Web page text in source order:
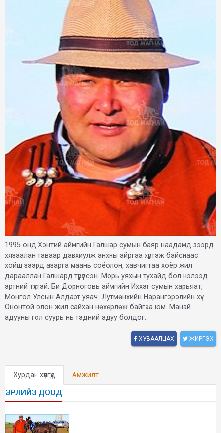
1995 онд Хэнтий аймгийн Галшар сумын баяр наадамд зээрд
хязаалан таваар давхиулж анхны айргаа хүртэж байснаас
хойш зээрд азарга маань соёолон, хавчигтаа хоёр жил
дарааллан Галшард түрүүлсэн. Морь уяхын тухайд бол нэлээд
эртний түүхтэй. Би Дорноговь аймгийн Иххэт сумын харьяат,
Монгол Улсын Алдарт уяач Лутмөнхийн Нарангэрэлийн хүү
Ононтой олон жил сайхан нөхөрлөж байгаа юм. Манай
адууны гол суурь нь тэдний адуу болдог.
ХУВААЛЦАХ ЖИРГЭХ
Хурдан хүлгүүд Амжилт
ЭРЛИЙЗ ДООД